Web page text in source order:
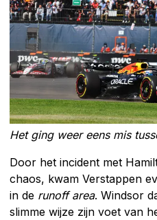
Het ging weer eens mis
Door het incident met
chaos, kwam Verstappen
in de runoff area. Windsor
slimme wijze zijn voet van